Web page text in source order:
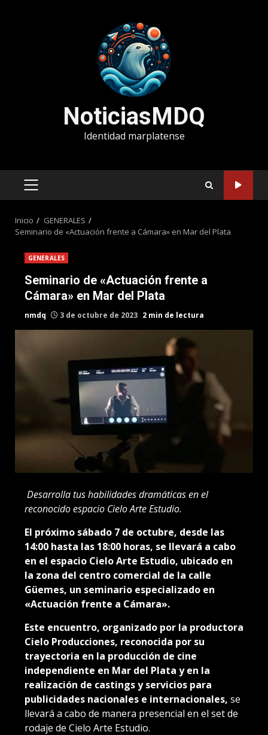
NoticiasMDQ
Identidad marplatense
MENÚ
Inicio
GENERALES
Seminario de «Actuación frente a Cámara» en Mar del Plata
GENERALES
Seminario de «Actuación frente a
Cámara» en Mar del Plata
nmdq 3 de octubre de 2023 2 min de lectura
Desarrolla tus habilidades dramáticas en el
reconocido espacio Cielo Arte Estudio.
El próximo sábado 7 de octubre, desde las
14:00 hasta las 18:00 horas, se llevará a cabo
en el espacio Cielo Arte Estudio, ubicado en
la zona del centro comercial de la calle
Güemes, un seminario especializado en
«Actuación frente a Cámara».
Este encuentro, organizado por la productora
Cielo Producciones, reconocida por su
trayectoria en la producción de cine
independiente en Mar del Plata y en la
realización de castings y servicios para
publicidades nacionales e internacionales, se
llevará a cabo de manera presencial en el set de
rodaje de Cielo Arte Estudio.